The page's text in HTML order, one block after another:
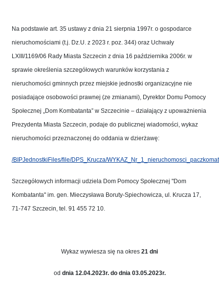
Na podstawie art. 35 ustawy z dnia 21 sierpnia 1997r. o gospodarce
nieruchomościami (t.j. Dz.U. z 2023 r. poz. 344) oraz Uchwały
LXIII/1169/06 Rady Miasta Szczecin z dnia 16 października 2006r. w
sprawie określenia szczegółowych warunków korzystania z
nieruchomości gminnych przez miejskie jednostki organizacyjne nie
posiadające osobowości prawnej (ze zmianami), Dyrektor Domu Pomocy
Społecznej „Dom Kombatanta” w Szczecinie – działający z upoważnienia
Prezydenta Miasta Szczecin, podaje do publicznej wiadomości, wykaz
nieruchomości przeznaczonej do oddania w dzierżawę:
/BIPJednostkiFiles/file/DPS_Krucza/
Szczegółowych informacji udziela Dom Pomocy Społecznej "Dom
Kombatanta" im. gen. Mieczysława Boruty-Spiechowicza, ul. Krucza 17,
71-747 Szczecin, tel. 91 455 72 10.
Wykaz wywiesza się na okres 21 dni
od dnia 12.04.2023r. do dnia 03.05.2023r.